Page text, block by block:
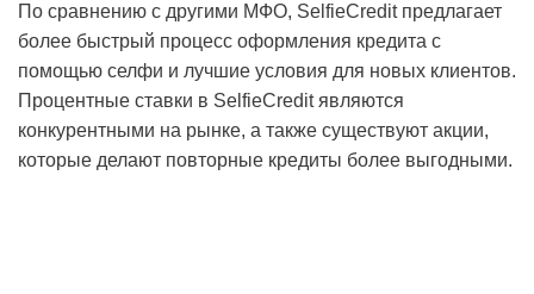
По сравнению с другими МФО, SelfieCredit предлагает
более быстрый процесс оформления кредита с
помощью селфи и лучшие условия для новых клиентов.
Процентные ставки в SelfieCredit являются
конкурентными на рынке, а также существуют акции,
которые делают повторные кредиты более выгодными.